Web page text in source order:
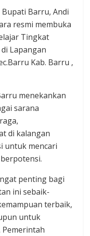
Bupati Barru, Andi
resmi membuka
Tingkat
Lapangan
Kab. Barru ,
menekankan
sarana
di kalangan
untuk mencari
penting bagi
ini sebaik-
terbaik,
untuk
Pemerintah